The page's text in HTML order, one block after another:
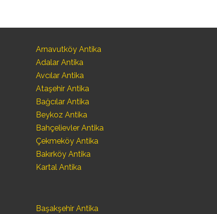
Arnavutköy Antika
Adalar Antika
Avcılar Antika
Ataşehir Antika
Bağcılar Antika
Beykoz Antika
Bahçelievler Antika
Çekmeköy Antika
Bakırköy Antika
Kartal Antika
Başakşehir Antika